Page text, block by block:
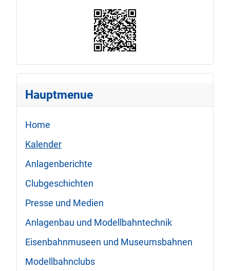
Hauptmenue
Home
Kalender
Anlagenberichte
Clubgeschichten
Presse und Medien
Anlagenbau und Modellbahntechnik
Eisenbahnmuseen und Museumsbahnen
Modellbahnclubs